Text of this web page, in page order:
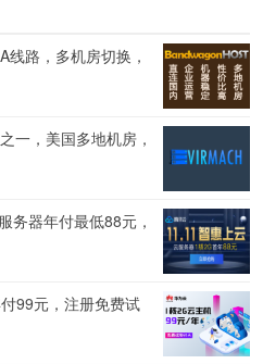
路，多机房切换，
一，美国多地机房，
务器年付最低88元，
99元，注册免费试